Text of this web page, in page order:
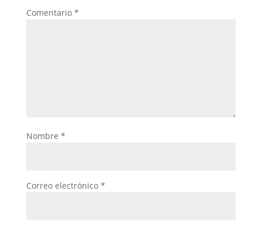
Comentario *
Nombre *
Correo electrónico *